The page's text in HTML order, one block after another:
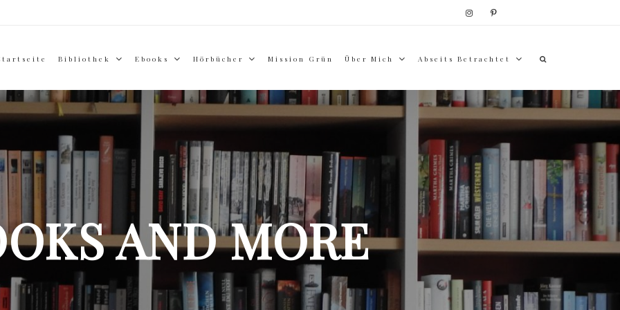
Bibliothek Ebooks Hörbücher Mission Grün Über Mich Abseits Betrachtet
AND MORE